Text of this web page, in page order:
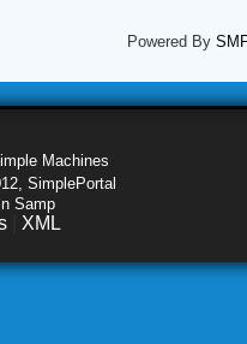
Powered By
Machines
SimplePortal
Samp
XML